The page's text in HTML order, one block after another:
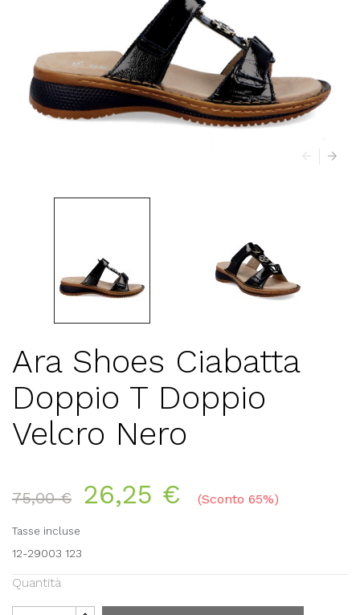
Ara Shoes Ciabatta
Doppio T Doppio
Velcro Nero
75,00 € 26,25 € Sconto 65%
Tasse incluse
12-29003 123
Quantità